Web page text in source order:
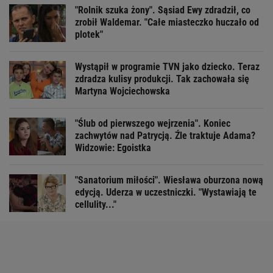
"Rolnik szuka żony". Sąsiad Ewy zdradził, co
zrobił Waldemar. "Całe miasteczko huczało od
plotek"
Wystąpił w programie TVN jako dziecko. Teraz
zdradza kulisy produkcji. Tak zachowała się
Martyna Wojciechowska
"Ślub od pierwszego wejrzenia". Koniec
zachwytów nad Patrycją. Źle traktuje Adama?
Widzowie: Egoistka
"Sanatorium miłości". Wiesława oburzona nową
edycją. Uderza w uczestniczki. "Wystawiają te
cellulity..."